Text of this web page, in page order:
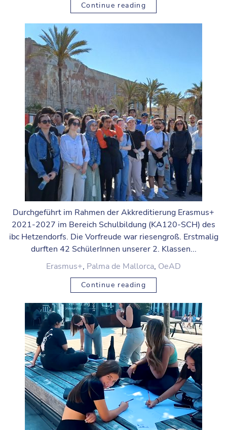
Continue reading
Durchgeführt im Rahmen der Akkreditierung Erasmus+
2021-2027 im Bereich Schulbildung (KA120-SCH) des
ibc Hetzendorfs. Die Vorfreude war riesengroß. Erstmalig
durften 42 SchülerInnen unserer 2. Klassen...
Erasmus+, Palma de Mallorca, OeAD
Continue reading